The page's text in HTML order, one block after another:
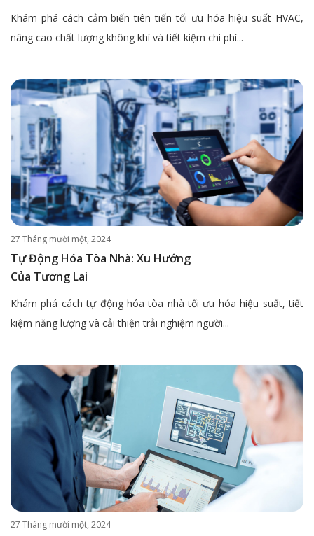
Khám phá cách cảm biến tiên tiến tối ưu hóa hiệu suất HVAC,
nâng cao chất lượng không khí và tiết kiệm chi phí...
27 Tháng mười một, 2024
Tự Động Hóa Tòa Nhà: Xu Hướng
Của Tương Lai
Khám phá cách tự động hóa tòa nhà tối ưu hóa hiệu suất, tiết
kiệm năng lượng và cải thiện trải nghiệm người...
27 Tháng mười một, 2024